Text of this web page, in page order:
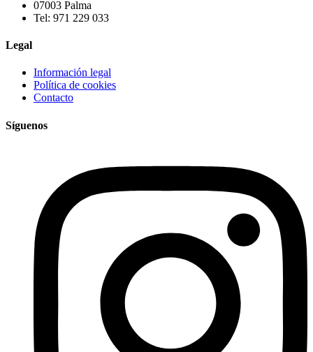
07003 Palma
Tel: 971 229 033
Legal
Información legal
Política de cookies
Contacto
Síguenos